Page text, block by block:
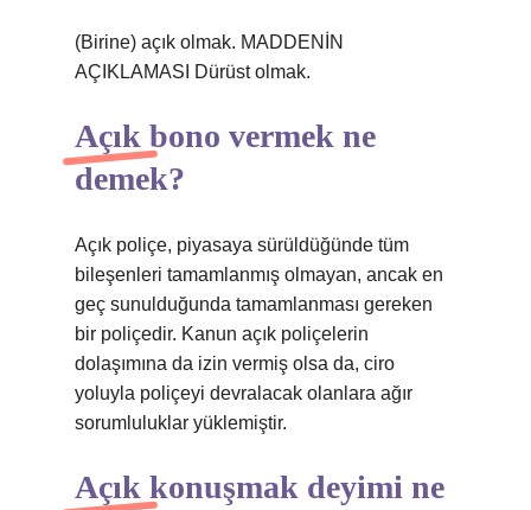
(Birine) açık olmak. MADDENİN
AÇIKLAMASI Dürüst olmak.
Açık bono vermek ne
demek?
Açık poliçe, piyasaya sürüldüğünde tüm
bileşenleri tamamlanmış olmayan, ancak en
geç sunulduğunda tamamlanması gereken
bir poliçedir. Kanun açık poliçelerin
dolaşımına da izin vermiş olsa da, ciro
yoluyla poliçeyi devralacak olanlara ağır
sorumluluklar yüklemiştir.
Açık konuşmak deyimi ne